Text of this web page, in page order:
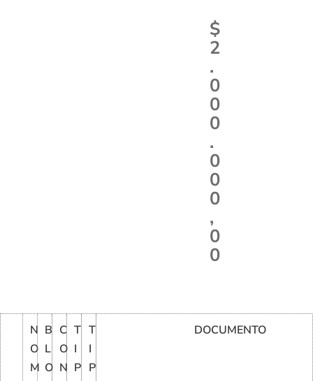
$
2
.
0
0
0
.
0
0
0
,
0
0
N
O
M
B
L
O
C
O
N
T
I
P
T
I
P
DOCUMENTO